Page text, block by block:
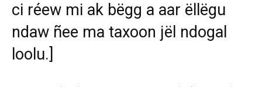
ci réew mi ak bëgg a aar ëllëgu
ndaw ñee ma taxoon jël ndogal
loolu.]